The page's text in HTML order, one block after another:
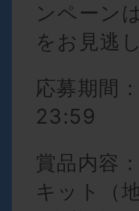
ンペーン
をお見逃
応募期間
23:59
賞品内容
キット（